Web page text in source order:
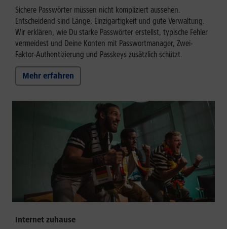
Sichere Passwörter müssen nicht kompliziert aussehen.
Entscheidend sind Länge, Einzigartigkeit und gute Verwaltung.
Wir erklären, wie Du starke Passwörter erstellst, typische Fehler
vermeidest und Deine Konten mit Passwortmanager, Zwei-
Faktor-Authentizierung und Passkeys zusätzlich schützt.
Mehr erfahren
Internet zuhause